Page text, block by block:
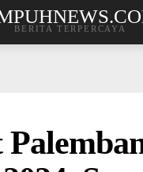
BERITA TERPERCAYA